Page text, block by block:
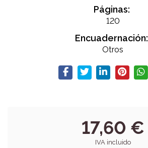
Páginas:
120
Encuadernación:
Otros
17,60 €
IVA incluido